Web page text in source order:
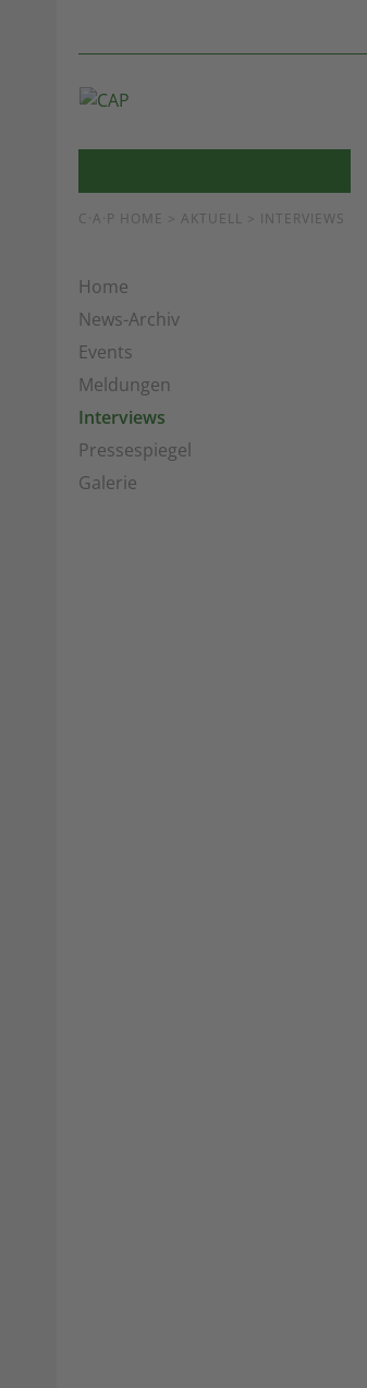
C·A·P HOME > AKTUELL > INTERVIEWS
Home
News-Archiv
Events
Meldungen
Interviews
Pressespiegel
Galerie